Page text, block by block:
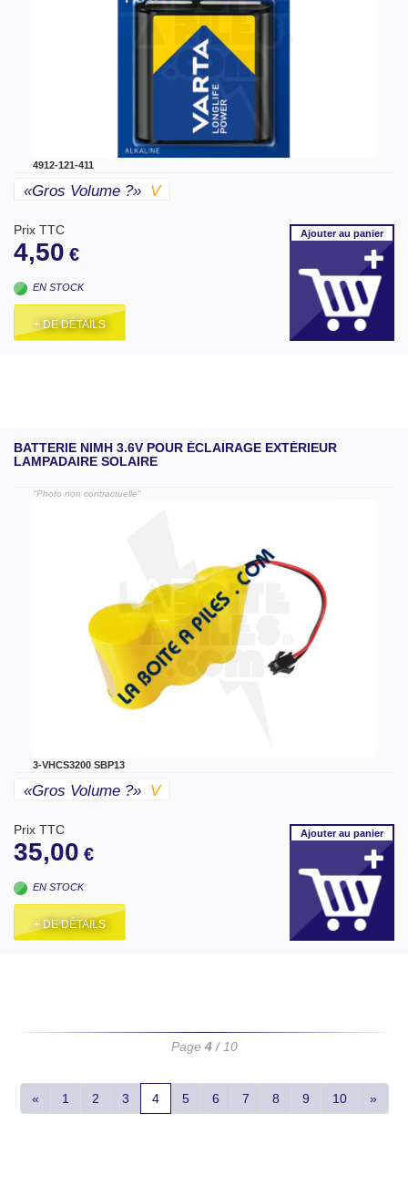
4912-121-411
«gros Volume ?» V
Prix TTC
4,50 €
EN STOCK
+ DE DÉTAILS
Ajouterau panier
BATTERIE NIMH 3.6V POUR ÉCLAIRAGE EXTÉRIEUR
LAMPADAIRE SOLAIRE
"Photo non contractuelle"
3-VHCS3200 SBP13
«gros Volume ?» V
Prix TTC
35,00 €
EN STOCK
+ DE DÉTAILS
Ajouterau panier
Page 4/ 10
« 1 2 3 4 5 6 7 8 9 10 »